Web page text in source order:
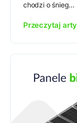
chodzi o śnieg...
Przeczytaj